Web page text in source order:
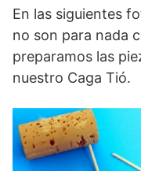
En las siguientes
no son para nada
preparamos las
nuestro Caga Tió.